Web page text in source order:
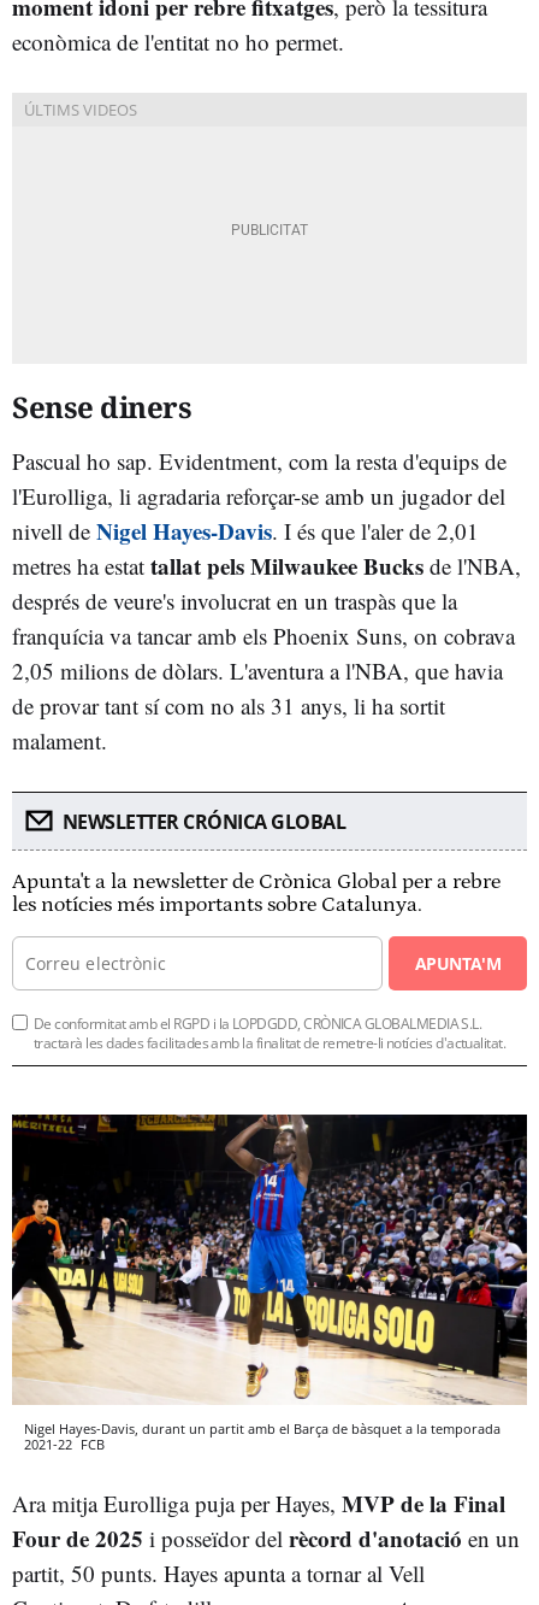
moment idoni per rebre fitxatges, però la tessitura
econòmica de l'entitat no ho permet.
Sense diners
Pascual ho sap. Evidentment, com la resta d'equips de
l'Eurolliga, li agradaria reforçar-se amb un jugador del
nivell de Nigel Hayes-Davis. I és que l'aler de 2,01
metres ha estat tallat pels Milwaukee Bucks de l'NBA,
després de veure's involucrat en un traspàs que la
franquícia va tancar amb els Phoenix Suns, on cobrava
2,05 milions de dòlars. L'aventura a l'NBA, que havia
de provar tant sí com no als 31 anys, li ha sortit
malament.
NEWSLETTER CRÓNICA GLOBAL
Apunta't a la newsletter de Crònica Global per a rebre
les notícies més importants sobre Catalunya.
APUNTA'M
De conformitat amb el RGPD i la LOPDGDD, CRÒNICA GLOBALMEDIA S.L.
tractarà les dades facilitades amb la finalitat de remetre-li notícies d'actualitat.
Nigel Hayes-Davis, durant un partit amb el Barça de bàsquet a la temporada
2021-22 FCB
Ara mitja Eurolliga puja per Hayes, MVP de la Final
Four de 2025 i posseïdor del rècord d'anotació en un
partit, 50 punts. Hayes apunta a tornar al Vell